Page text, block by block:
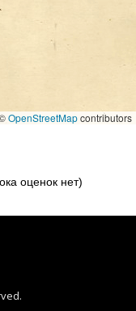
OpenStreetMapcontributors
оценок нет)